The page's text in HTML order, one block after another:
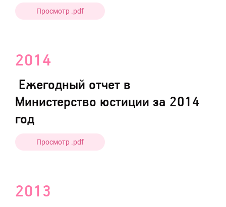
Просмотр .pdf
2014
Ежегодный отчет в
Министерство юстиции за 2014
год
Просмотр .pdf
2013